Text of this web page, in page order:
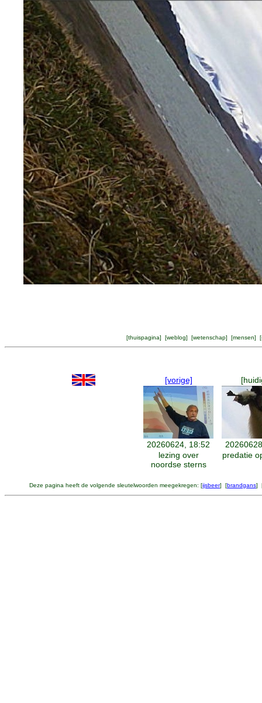
[thuispagina] [weblog] [wetenschap] [mensen] [
[vorige]
20260624, 18:52
lezing over
noordse sterns
predatie
Deze pagina heeft de volgende sleutelwoorden meegekregen: [ijsbeer] [brandgans]